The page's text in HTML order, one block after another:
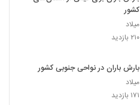
کشور
میلاد
۲۱۰ بازدید
بارش باران در نواحی جنوبی کشور
میلاد
۱۷۱ بازدید